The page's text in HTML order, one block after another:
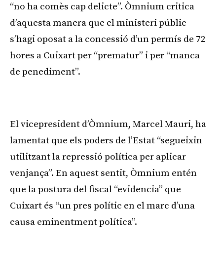
“no ha comès cap delicte”. Òmnium critica
d’aquesta manera que el ministeri públic
s’hagi oposat a la concessió d’un permís de 72
hores a Cuixart per “prematur” i per “manca
de penediment”.
El vicepresident d’Òmnium, Marcel Mauri, ha
lamentat que els poders de l’Estat “segueixin
utilitzant la repressió política per aplicar
venjança”. En aquest sentit, Òmnium entén
que la postura del fiscal “evidencia” que
Cuixart és “un pres polític en el marc d’una
causa eminentment política”.